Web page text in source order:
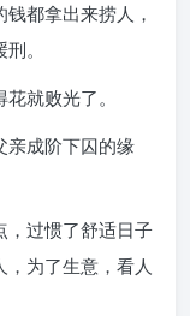
都拿出来捞人，
。
就败光了。
亲成阶下囚的缘
，过惯了舒适日子
为了生意，看人